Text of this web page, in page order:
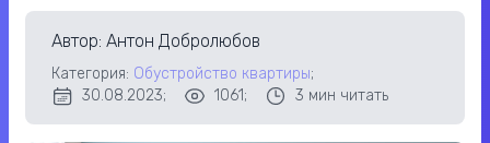
Автор: Антон Добролюбов
Категория: Обустройство квартиры;
30.08.2023;
1061; 3 мин читать